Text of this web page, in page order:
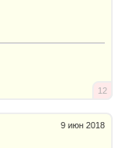
12
9 июн 2018